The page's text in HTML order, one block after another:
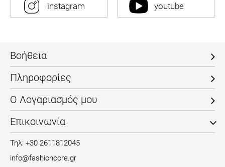
instagram youtube
Βοήθεια
Πληροφορίες
Ο Λογαριασμός μου
Επικοινωνία
Τηλ: +30 2611812045
info@fashioncore.gr